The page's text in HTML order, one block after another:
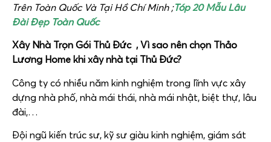
Trên Toàn Quốc Và Tại Hồ Chí Minh ;Tóp 20 Mẫu Lâu
Đài Đẹp Toàn Quốc
Xây Nhà Trọn Gói Thủ Đức , Vì sao nên chọn Thảo
Lương Home khi xây nhà tại Thủ Đức?
Công ty có nhiều năm kinh nghiệm trong lĩnh vực xây
dựng nhà phố, nhà mái thái, nhà mái nhật, biệt thự, lâu
đài,…
Đội ngũ kiến trúc sư, kỹ sư giàu kinh nghiệm, giám sát